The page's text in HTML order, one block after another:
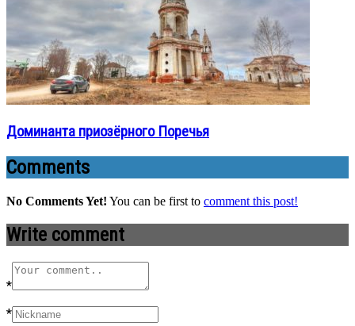
Доминанта приозёрного Поречья
Comments
No Comments Yet! You can be first to comment this post!
Write comment
*
*